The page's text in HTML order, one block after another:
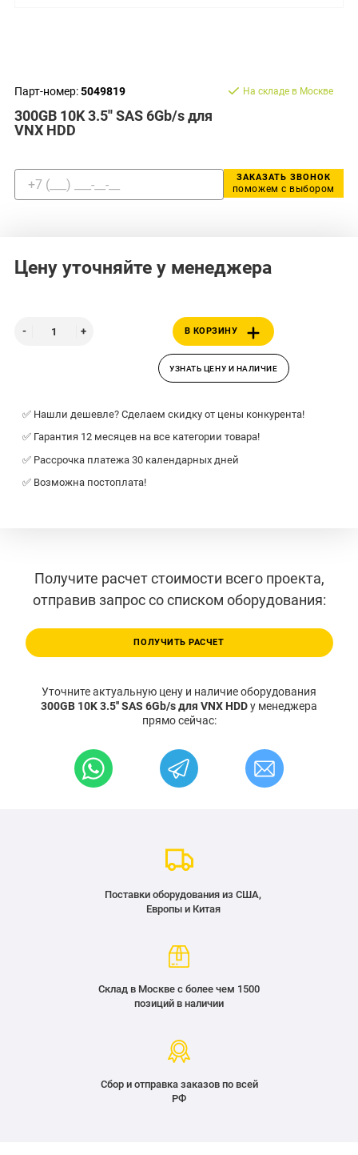
Парт-номер:5049819
300GB 10K 3.5'' SAS 6Gb/s для
VNX HDD
На складе в Москве
ЗАКАЗАТЬ ЗВОНОК
поможем с выбором
Цену уточняйте у менеджера
В КОРЗИНУ
УЗНАТЬ ЦЕНУ И НАЛИЧИЕ
✅ Нашли дешевле? Сделаем скидку от цены конкурента!
✅ Гарантия 12 месяцев на все категории товара!
✅ Рассрочка платежа 30 календарных дней
✅ Возможна постоплата!
Получите расчет стоимости всего проекта,
отправив запрос со списком оборудования:
ПОЛУЧИТЬ РАСЧЕТ
Уточните актуальную цену и наличие оборудования
300GB 10K 3.5'' SAS 6Gb/s для VNX HDDу менеджера
прямо сейчас:
Поставки оборудования из США,
Европы и Китая
Склад в Москве с более чем 1500
позиций в наличии
Сбор и отправка заказов по всей
РФ